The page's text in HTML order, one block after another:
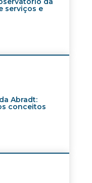
serviços e
Abradt:
conceitos